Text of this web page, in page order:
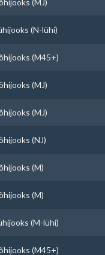
(MJ)
(N-lühi)
(M45+)
(MJ)
(MJ)
(NJ)
(M)
(M)
(M-lühi)
(M45+)